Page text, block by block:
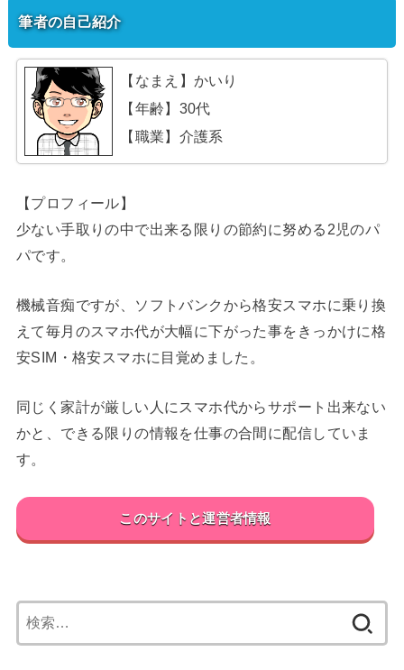
筆者の自己紹介
【なまえ】かいり
【年齢】30代
【職業】介護系
【プロフィール】
少ない手取りの中で出来る限りの節約に努める2児のパ
パです。
機械音痴ですが、ソフトバンクから格安スマホに乗り換
えて毎月のスマホ代が大幅に下がった事をきっかけに格
安SIM・格安スマホに目覚めました。
同じく家計が厳しい人にスマホ代からサポート出来ない
かと、できる限りの情報を仕事の合間に配信していま
す。
このサイトと運営者情報
索: